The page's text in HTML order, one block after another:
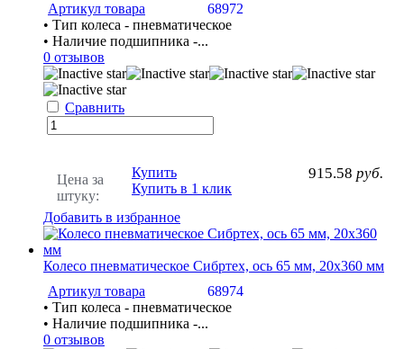
Артикул товара
68972
• Тип колеса - пневматическое
• Наличие подшипника -...
0 отзывов
Сравнить
Цена за
штуку:
915.58 руб.
Купить
Купить в 1 клик
Добавить в избранное
Колесо пневматическое Сибртех, ось 65 мм, 20х360 мм
Артикул товара
68974
• Тип колеса - пневматическое
• Наличие подшипника -...
0 отзывов